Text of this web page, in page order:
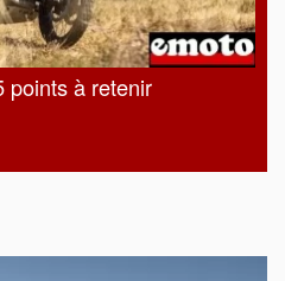
points à retenir